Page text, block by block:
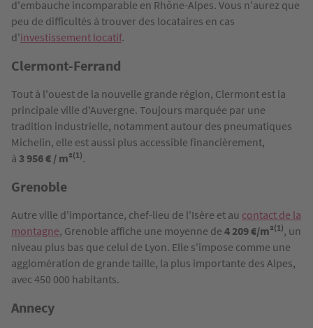
d'embauche incomparable en Rhône-Alpes. Vous n'aurez que
peu de difficultés à trouver des locataires en cas
d'investissement locatif.
Clermont-Ferrand
Tout à l'ouest de la nouvelle grande région, Clermont est la
principale ville d'Auvergne. Toujours marquée par une
tradition industrielle, notamment autour des pneumatiques
Michelin, elle est aussi plus accessible financièrement,
à 3 956 € / m²(1).
Grenoble
Autre ville d'importance, chef-lieu de l'Isère et au contact de la
montagne, Grenoble affiche une moyenne de 4 209 €/m²(1), un
niveau plus bas que celui de Lyon. Elle s'impose comme une
agglomération de grande taille, la plus importante des Alpes,
avec 450 000 habitants.
Annecy